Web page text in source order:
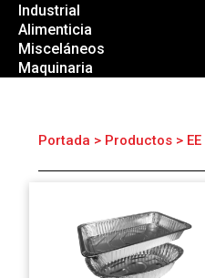
Industrial
Alimenticia
Misceláneos
Maquinaria
Portada > Productos > EE